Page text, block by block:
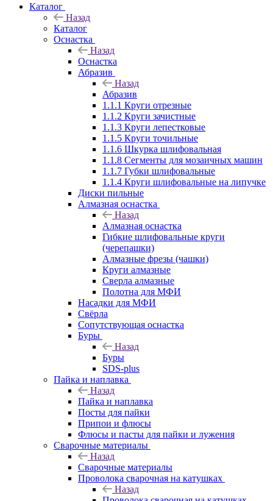
Каталог
Назад
Каталог
Оснастка
Назад
Оснастка
Абразив
Назад
Абразив
1.1.1 Круги отрезные
1.1.2 Круги зачистные
1.1.3 Круги лепестковые
1.1.5 Круги точильные
1.1.6 Шкурка шлифовальная
1.1.8 Сегменты для мозаичных машин
1.1.7 Губки шлифовальные
1.1.4 Круги шлифовальные на липучке
Диски пильные
Алмазная оснастка
Назад
Алмазная оснастка
Гибкие шлифовальные круги
(черепашки)
Алмазные фрезы (чашки)
Круги алмазные
Сверла алмазные
Полотна для МФИ
Насадки для МФИ
Свёрла
Сопутствующая оснастка
Буры
Назад
Буры
SDS-plus
Пайка и наплавка
Назад
Пайка и наплавка
Посты для пайки
Припои и флюсы
Флюсы и пасты для пайки и лужения
Сварочные материалы
Назад
Сварочные материалы
Проволока сварочная на катушках
Назад